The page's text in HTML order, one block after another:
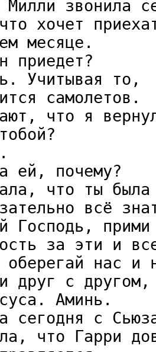
Милли звонила
хочет
месяце.
приедет?
Учитывая то,
самолетов.
что я
ей, почему?
что ты
всё
Господь, прими
за эти и
нас и
друг с
Аминь.
сегодня с
что Гарри